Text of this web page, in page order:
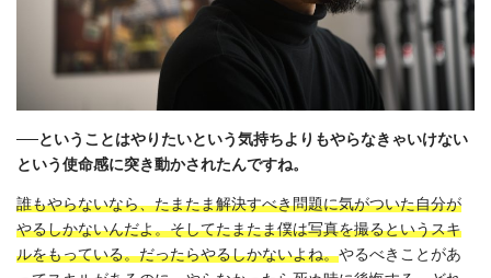
──ということはやりたいという気持ちよりもやらなきゃいけない
という使命感に突き動かされたんですね。
誰もやらないなら、たまたま解決すべき問題に気がついた自分が
やるしかないんだよ。そしてたまたま僕は写真を撮るというスキ
ルをもっている。だったらやるしかないよね。やるべきことがあ